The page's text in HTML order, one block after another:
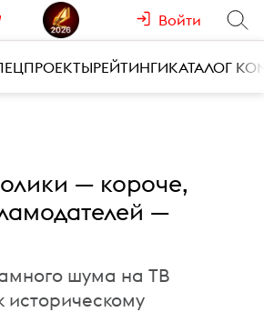
Войти
РЕЙТИНГИКАТАЛОГ
— короче,
—
шума на ТВ
историческому